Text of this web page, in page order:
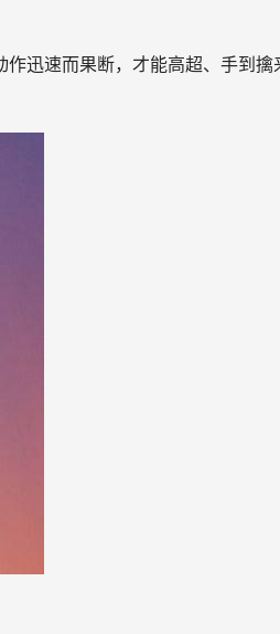
迅速而果断，才能高超、手到擒